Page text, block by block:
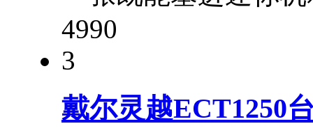
4990
3
戴尔灵越ECT1250